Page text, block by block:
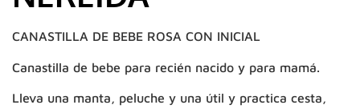
CANASTILLA DE BEBE ROSA CON INICIAL
Canastilla de bebe para recién nacido y para mamá.
Lleva una manta, peluche y una útil y practica cesta,